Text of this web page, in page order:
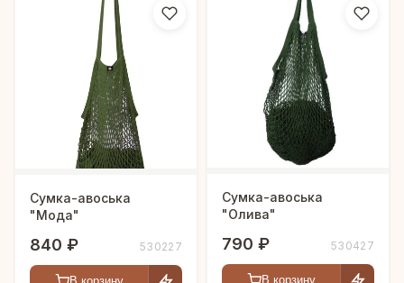
Сумка-авоська
"Мода"
840 ₽ 530227
Сумка-авоська
"Олива"
790 ₽ 530427
В корзину